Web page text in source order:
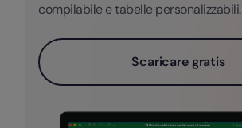
compilabile e tabelle personalizzabili.
Scaricare gratis